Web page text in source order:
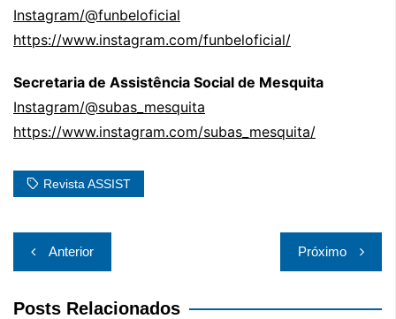
Instagram/@funbeloficial
https://www.instagram.com/funbeloficial/
Secretaria de Assistência Social de Mesquita
Instagram/@subas_mesquita
https://www.instagram.com/subas_mesquita/
Revista ASSIST
Navegação
de
Post
Anterior Próximo
Posts Relacionados